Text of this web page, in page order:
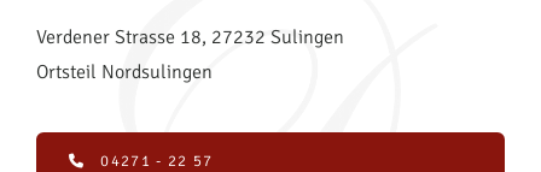
Verdener Strasse 18, 27232 Sulingen
Ortsteil Nordsulingen
04271 - 22 57